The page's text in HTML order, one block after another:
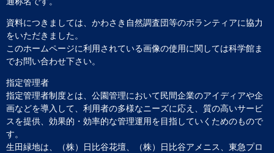
資料につきましては、かわさき自然調査団等のボランティアに協力
をいただきました。
このホームページに利用されている画像の使用に関しては科学館ま
でお問い合わせ下さい。
指定管理者
指定管理者制度とは、公園管理において民間企業のアイディアや企
画などを導入して、利用者の多様なニーズに応え、質の高いサービ
スを提供、効果的・効率的な管理運用を目指していくためのもので
す。
生田緑地は、（株）日比谷花壇、（株）日比谷アメニス、東急プロ